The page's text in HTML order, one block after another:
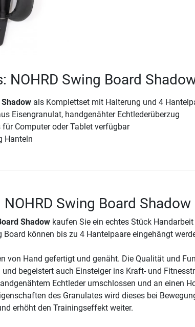
NOHRD Swing Board
Shadowals Komplettset mit Halterung und 4
Eisengranulat, handgenähter Echtlederüberzug
Computer oder Tablet verfügbar
Hanteln
Swing Board Shadow
Shadowkaufen Sie ein echtes Stück
können bis zu 4 Hantelpaare eingehängt
von Hand gefertigt und genäht. Die Qualität und
begeistert auch Einsteiger ins Kraft- und
Echtleder umschlossen und an einen
des Granulates wird dieses bei
erhöht den Trainingseffekt weiter.